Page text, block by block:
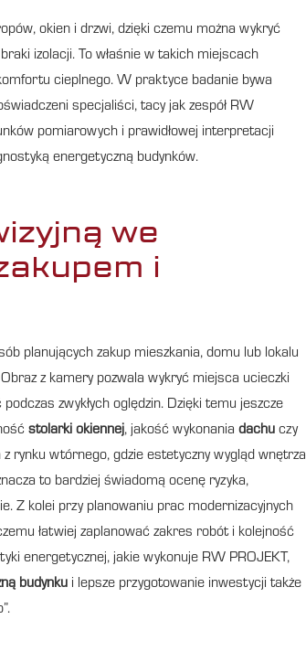
okien i drzwi, dzięki czemu można wykryć
izolacji. To właśnie w takich miejscach
cieplnego. W praktyce badanie bywa
specjaliści, tacy jak zespół RW
pomiarowych i prawidłowej interpretacji
energetyczną budynków.
we
i
planujących zakup mieszkania, domu lub lokalu
Obraz z kamery pozwala wykryć miejsca ucieczki
zwykłych oględzin. Dzięki temu jeszcze
stolarki okiennej, jakość wykonania dachu czy
rynku wtórnego, gdzie estetyczny wygląd wnętrza
to bardziej świadomą ocenę ryzyka,
Z kolei przy planowaniu prac modernizacyjnych
łatwiej zaplanować zakres robót i kolejność
energetycznej, jakie wykonuje RW PROJEKT,
budynku i lepsze przygotowanie inwestycji także